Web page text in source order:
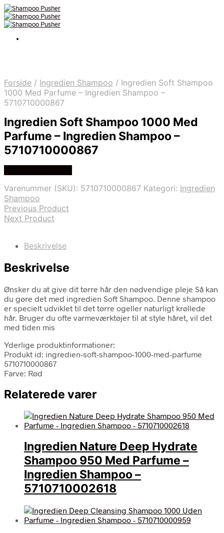
Forside / Ingredien Shampoo / Ingredien Soft Shampoo
1000 Med Parfume – Ingredien Shampoo –
5710710000867
Ingredien Soft Shampoo 1000 Med
Parfume – Ingredien Shampoo –
5710710000867
Varenummer (SKU): 5710710000867 Kategori: Ingredien
Shampoo
Previous Product
Next Product
Beskrivelse
Beskrivelse
Ønsker du at give dit tørre hår den nødvendige pleje Så kan
du gøre det med ingredien Soft Shampoo. Denne shampoo
er specielt udviklet til det tørre ogeller naturligt krøllede
hår. Bruger du ofte varmeværktøjer til at style håret, vil det
med tiden mis
Yderlige produktinformationer:
Produkt id: ingredien-soft-shampoo-1000-med-parfume
5710710000867
Farve: Rød
Relaterede varer
Ingredien Nature Deep Hydrate
Shampoo 950 Med Parfume –
Ingredien Shampoo –
5710710002618